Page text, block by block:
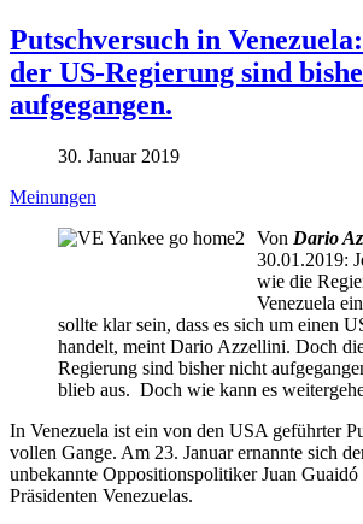
Putschversuch in
der US-Regierung sind
aufgegangen.
30. Januar 2019
Meinungen
Von Dario
30.01.2019:
wie die
Venezuela
sollte klar sein, dass es sich um einen
handelt, meint Dario Azzellini. Doch
Regierung sind bisher nicht
blieb aus. Doch wie kann es
In Venezuela ist ein von den USA geführter
vollen Gange. Am 23. Januar ernannte sich
unbekannte Oppositionspolitiker Juan Guaidó
Präsidenten Venezuelas.